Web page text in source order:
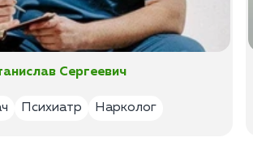
Сергеевич
Психиатр Нарколог